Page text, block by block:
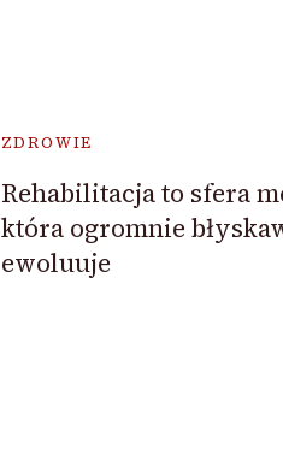
ZDROWIE
Rehabilitacja to sfera
która ogromnie
ewoluuje